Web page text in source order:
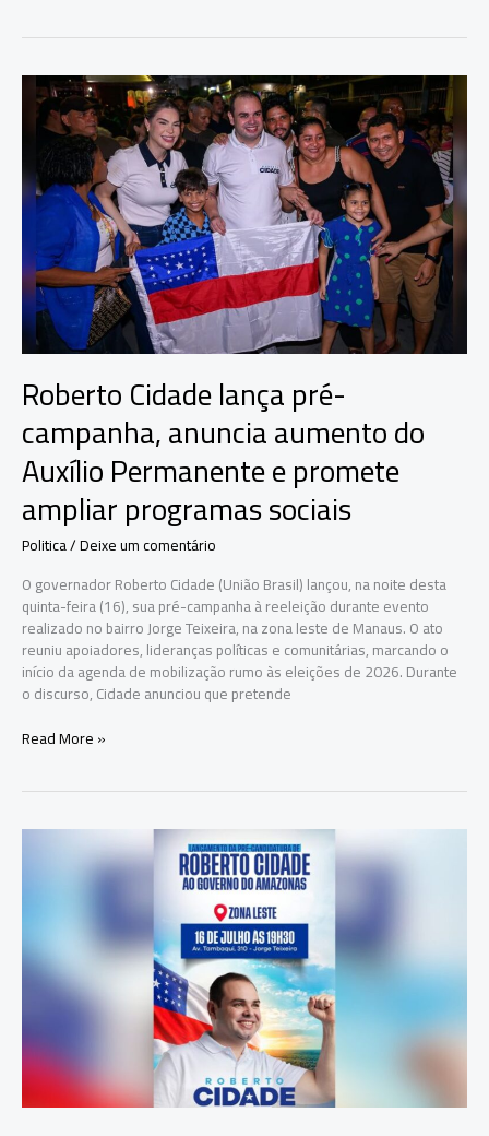
e
reforça
compromisso
com
Borba
e
o
Roberto Cidade lança pré-
campanha, anuncia aumento do
Auxílio Permanente e promete
ampliar programas sociais
Politica/Deixe um comentário
O governador Roberto Cidade (União Brasil) lançou, na noite desta
quinta-feira (16), sua pré-campanha à reeleição durante evento
realizado no bairro Jorge Teixeira, na zona leste de Manaus. O ato
reuniu apoiadores, lideranças políticas e comunitárias, marcando o
início da agenda de mobilização rumo às eleições de 2026. Durante
o discurso, Cidade anunciou que pretende
Roberto
campanha,
aumento
Permanente
e
promete
ampliar
sociais
Read More »